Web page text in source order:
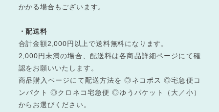
かかる場合もございます。
・配送料
合計金額2,000円以上で送料無料になります。
2,000円未満の場合、配送料は各商品詳細ページにて確
認をお願いいたします。
商品購入ページにて配送方法を ◎ネコポス ◎宅急便コ
ンパクト ◎クロネコ宅急便 ◎ゆうパケット（大／小）
からお選びください。